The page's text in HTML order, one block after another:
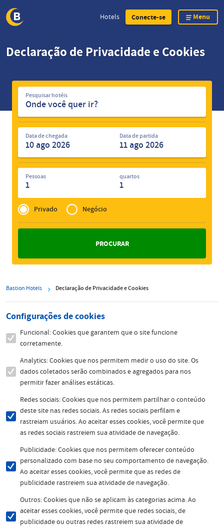
Hotels Conecte-se Menu
Declaração de Privacidade e Cookies
Pesquisar
hotéisPesquisar hotéis
Data de chegada Data de partida
Pessoas
1
quartos
1
Privé
of
Zakelijk
Privado Negócio
Bastion Hotels Declaração de Privacidade e Cookies
Configurações de cookies
Funcional: Cookies que garantem que o site funcione
corretamente.
Analytics: Cookies que nos permitem medir o uso do site. Os
dados coletados serão combinados e agregados para nos
permitir fazer análises estáticas.
Redes sociais: Cookies que nos permitem partilhar o conteúdo
deste site nas redes sociais. As redes sociais perfilam e
rastreiam usuários. Ao aceitar esses cookies, você permite que
as redes sociais rastreiem sua atividade de navegação.
Publicidade: Cookies que nos permitem oferecer conteúdo
personalizado com base no seu comportamento de navegação.
Ao aceitar esses cookies, você permite que as redes de
publicidade rastreiem sua atividade de navegação.
Outros: Cookies que não se aplicam às categorias acima. Ao
aceitar esses cookies, você permite que redes sociais, de
publicidade ou outras redes rastreiem sua atividade de